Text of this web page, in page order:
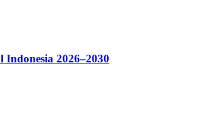
2026–2030